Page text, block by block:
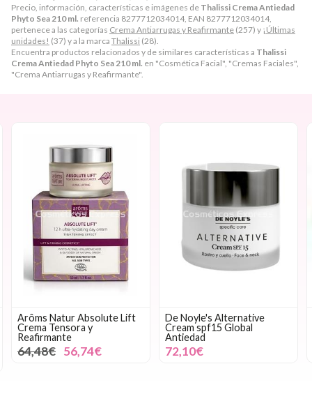
Precio, información, características e imágenes de Thalissi Crema Antiedad
Phyto Sea 210 ml. referencia 8277712034014, EAN 8277712034014,
pertenece a las categorías Crema Antiarrugas y Reafirmante (257) y ¡Últimas
unidades! (37) y a la marca Thalissi (28).
Encuentra productos relacionados y de similares características a Thalissi
Crema Antiedad Phyto Sea 210 ml. en "Cosmética Facial", "Cremas Faciales",
"Crema Antiarrugas y Reafirmante".
Arôms Natur Absolute Lift
Crema Tensora y
Reafirmante
64,48€ 56,74€
De Noyle's Alternative
Cream spf15 Global
Antiedad
72,10€